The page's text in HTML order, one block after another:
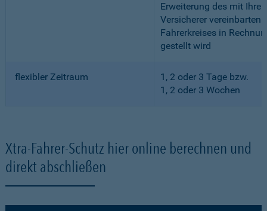
Erweiterung des mit
Versicherer vereinbarten
Fahrerkreises in
gestellt wird
flexibler Zeitraum
1, 2 oder 3 Tage bzw.
1, 2 oder 3 Wochen
Xtra-Fahrer-Schutz hier online berechnen und
direkt abschließen